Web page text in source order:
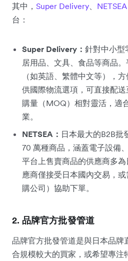
其中， Super Delivery NETSEA
台：
Super Delivery： 針對中小型
居用品、文具、食品等商品
（如英語、繁體中文等），
供國際物流選項，可直接配
購量（MOQ）相對靈活，適
業。
NETSEA： 日本最大的B2B批
70 萬種商品，涵蓋電子設備
平台上售賣商品的供應商多
應商僅接受日本國內交易，
購公司）協助下單。
2. 品牌官方批發管道
品牌官方批發管道是與日本品牌
合規模較大的買家，或希望專注